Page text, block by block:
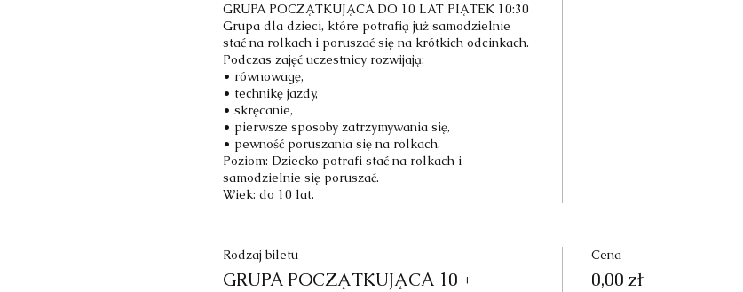
GRUPA POCZĄTKUJĄCA DO 10 LAT PIĄTEK 10:30
Grupa dla dzieci, które potrafią już samodzielnie
stać na rolkach i poruszać się na krótkich odcinkach.
Podczas zajęć uczestnicy rozwijają:
• równowagę,
• technikę jazdy,
• skręcanie,
• pierwsze sposoby zatrzymywania się,
• pewność poruszania się na rolkach.
Poziom: Dziecko potrafi stać na rolkach i
samodzielnie się poruszać.
Wiek: do 10 lat.
Rodzaj biletu
GRUPA POCZĄTKUJĄCA 10 +
Cena
0,00 zł